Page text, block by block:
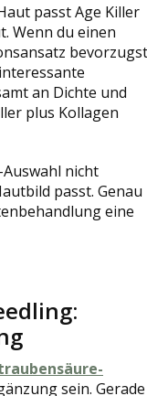
passt Age Killer
Wenn du einen
an Dichte und
plus Kollagen
nicht
passt. Genau
eine
sein. Gerade